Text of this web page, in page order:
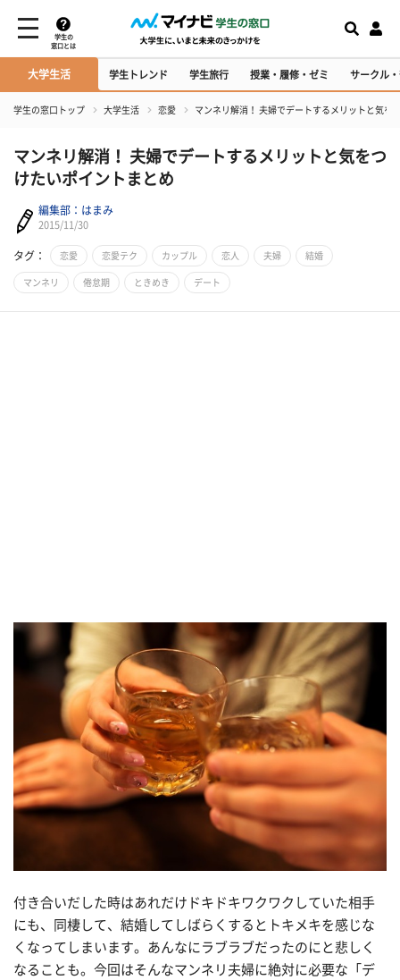
学生の
窓口とは
大学生活 学生トレンド 学生旅行 授業・履修・ゼミ サークル
学生の窓口トップ 大学生活 恋愛 マンネリ解消！ 夫婦でデートするメリットと気を
マンネリ解消！ 夫婦でデートするメリットと気をつ
けたいポイントまとめ
編集部：はまみ
2015/11/30
タグ： 恋愛 恋愛テク カップル 恋人 夫婦 結婚
マンネリ 倦怠期 ときめき デート
付き合いだした時はあれだけドキドキワクワクしていた相手
にも、同棲して、結婚してしばらくするとトキメキを感じな
くなってしまいます。あんなにラブラブだったのにと悲しく
なることも。今回はそんなマンネリ夫婦に絶対に必要な「デ